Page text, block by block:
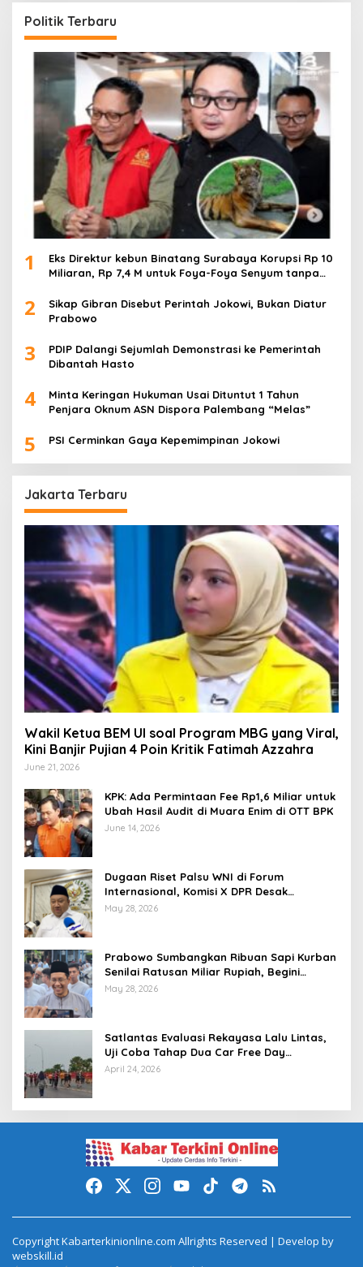
Politik Terbaru
1
Eks Direktur kebun Binatang Surabaya Korupsi Rp 10
Miliaran, Rp 7,4 M untuk Foya-Foya Senyum tanpa
2
Sikap Gibran Disebut Perintah Jokowi, Bukan Diatur
Prabowo
3
PDIP Dalangi Sejumlah Demonstrasi ke Pemerintah
Dibantah Hasto
4
Minta Keringan Hukuman Usai Dituntut 1 Tahun
Penjara Oknum ASN Dispora Palembang “Melas”
5 PSI Cerminkan Gaya Kepemimpinan Jokowi
Jakarta Terbaru
Wakil Ketua BEM UI soal Program MBG yang Viral,
Kini Banjir Pujian 4 Poin Kritik Fatimah Azzahra
June 21, 2026
KPK: Ada Permintaan Fee Rp1,6 Miliar untuk
Ubah Hasil Audit di Muara Enim di OTT BPK
June 14, 2026
Dugaan Riset Palsu WNI di Forum
Internasional, Komisi X DPR Desak
Investigasi dan Penegakan Sanksi Etik
May 28, 2026
Prabowo Sumbangkan Ribuan Sapi Kurban
Senilai Ratusan Miliar Rupiah, Begini
Tanggapan Menkeu Purbaya
May 28, 2026
Satlantas Evaluasi Rekayasa Lalu Lintas,
Uji Coba Tahap Dua Car Free Day
Palembang Diundur
April 24, 2026
Copyright Kabarterkinionline.com Allrights Reserved | Develop by
webskill.id